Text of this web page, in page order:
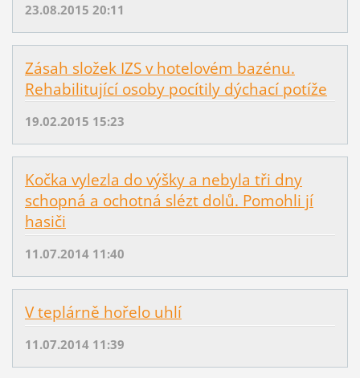
23.08.2015 20:11
Zásah složek IZS v hotelovém bazénu.
Rehabilitující osoby pocítily dýchací potíže
19.02.2015 15:23
Kočka vylezla do výšky a nebyla tři dny
schopná a ochotná slézt dolů. Pomohli jí
hasiči
11.07.2014 11:40
V teplárně hořelo uhlí
11.07.2014 11:39